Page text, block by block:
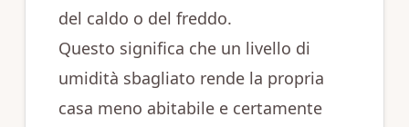
del caldo o del freddo.
Questo significa che un livello di
umidità sbagliato rende la propria
casa meno abitabile e certamente